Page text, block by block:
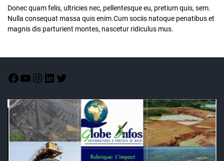
Donec quam felis, ultricies nec, pellentesque eu, pretium quis, sem.
Nulla consequat massa quis enim.Cum sociis natoque penatibus et
magnis dis parturient montes, nascetur ridiculus mus.